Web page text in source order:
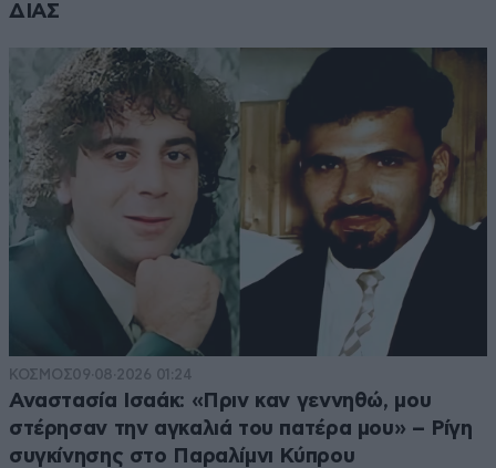
ΔΙΑΣ
ΚΟΣΜΟΣ09·08·2026 01:24
Αναστασία Ισαάκ: «Πριν καν γεννηθώ, μου
στέρησαν την αγκαλιά του πατέρα μου» – Ρίγη
συγκίνησης στο Παραλίμνι Κύπρου